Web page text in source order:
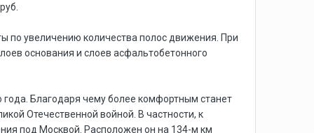
по увеличению количества полос движения. При
основания и слоев асфальтобетонного
года. Благодаря чему более комфортным станет
Отечественной войной. В частности, к
под Москвой. Расположен он на 134-м км